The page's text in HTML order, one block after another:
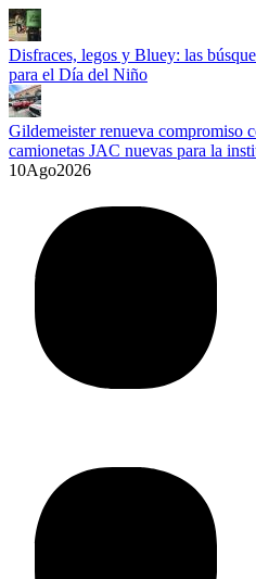
Disfraces, legos y Bluey: las
para el Día del Niño
Gildemeister renueva compromiso
camionetas JAC nuevas para la
10Ago2026